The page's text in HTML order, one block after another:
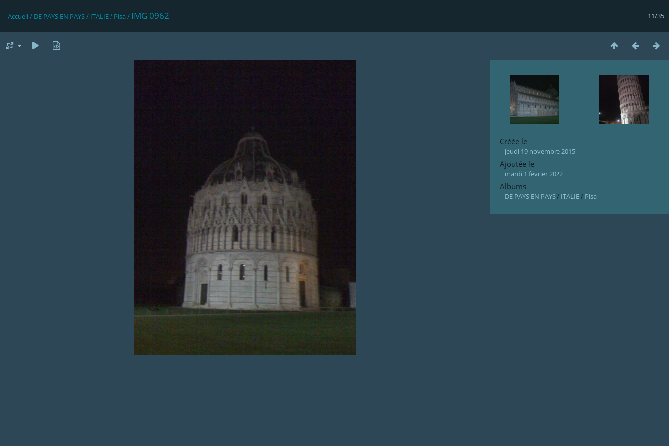
11/35
Accueil / DE PAYS EN PAYS/ ITALIE/ Pisa / IMG 0962
Créée le
jeudi 19 novembre 2015
Ajoutée le
mardi 1 février 2022
Albums
DE PAYS EN PAYS/ ITALIE/ Pisa